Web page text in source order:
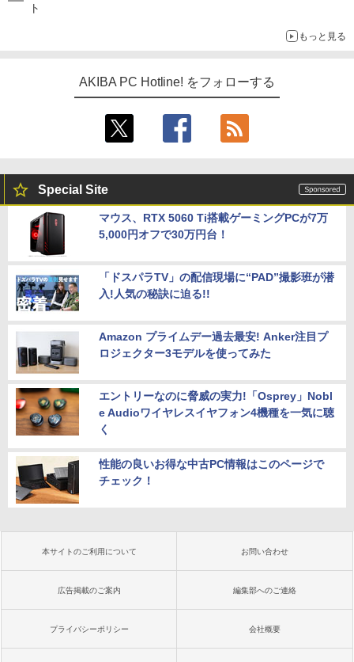
ト
もっと見る
AKIBA PC Hotline! をフォローする
Special Site
マウス、RTX 5060 Ti搭載ゲーミングPCが7万
5,000円オフで30万円台！
「ドスパラTV」の配信現場に“PAD”撮影班が潜
入!人気の秘訣に迫る!!
Amazon プライムデー過去最安! Anker注目プ
ロジェクター3モデルを使ってみた
エントリーなのに脅威の実力!「Osprey」Nobl
e Audioワイヤレスイヤフォン4機種を一気に聴
く
性能の良いお得な中古PC情報はこのページで
チェック！
本サイトのご利用について お問い合わせ
広告掲載のご案内 編集部へのご連絡
プライバシーポリシー 会社概要